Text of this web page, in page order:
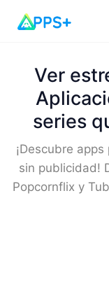
Ver
series
¡Descubre
sin publicidad!
Popcornflix y